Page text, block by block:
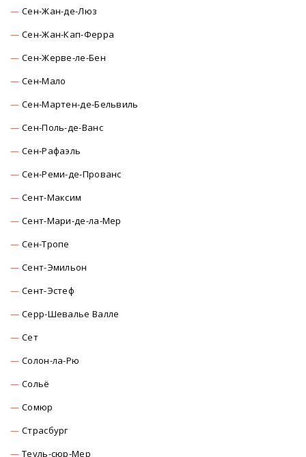
Сен-Жан-де-Люз
Сен-Жан-Кап-Ферра
Сен-Жерве-ле-Бен
Сен-Мало
Сен-Мартен-де-Бельвиль
Сен-Поль-де-Ванс
Сен-Рафаэль
Сен-Реми-де-Прованс
Сент-Максим
Сент-Мари-де-ла-Мер
Сен-Тропе
Сент-Эмильон
Сент-Эстеф
Серр-Шевалье Валле
Сет
Солон-ла-Рю
Сольё
Сомюр
Страсбург
Теуль-сюр-Мер